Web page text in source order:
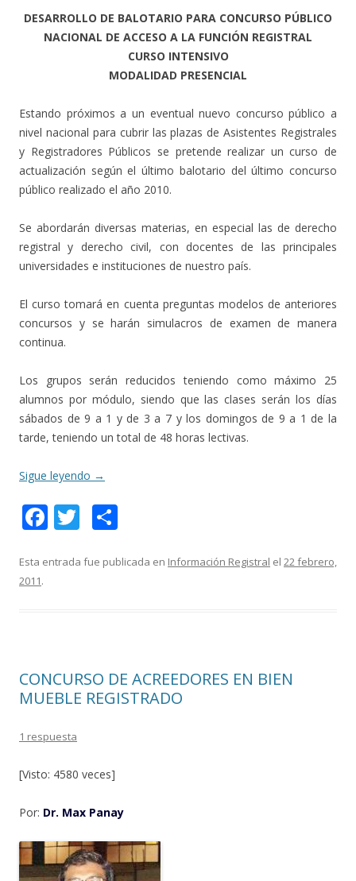
DESARROLLO DE BALOTARIO PARA CONCURSO PÚBLICO
NACIONAL DE ACCESO A LA FUNCIÓN REGISTRAL
CURSO INTENSIVO
MODALIDAD PRESENCIAL
Estando próximos a un eventual nuevo concurso público a
nivel nacional para cubrir las plazas de Asistentes Registrales
y Registradores Públicos se pretende realizar un curso de
actualización según el último balotario del último concurso
público realizado el año 2010.
Se abordarán diversas materias, en especial las de derecho
registral y derecho civil, con docentes de las principales
universidades e instituciones de nuestro país.
El curso tomará en cuenta preguntas modelos de anteriores
concursos y se harán simulacros de examen de manera
continua.
Los grupos serán reducidos teniendo como máximo 25
alumnos por módulo, siendo que las clases serán los días
sábados de 9 a 1 y de 3 a 7 y los domingos de 9 a 1 de la
tarde, teniendo un total de 48 horas lectivas.
Sigue leyendo →
F
e
k
T
itt m
r
Esta entrada fue publicada en Información Registral el 22 febrero,
2011.
CONCURSO DE ACREEDORES EN BIEN
MUEBLE REGISTRADO
1 respuesta
[Visto: 4580 veces]
Por: Dr. Max Panay